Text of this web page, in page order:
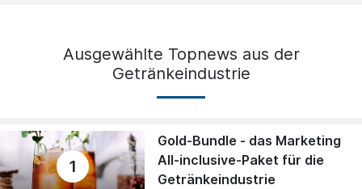
Ausgewählte Topnews aus der
Getränkeindustrie
1
Gold-Bundle - das Marketing
All-inclusive-Paket für die
Getränkeindustrie